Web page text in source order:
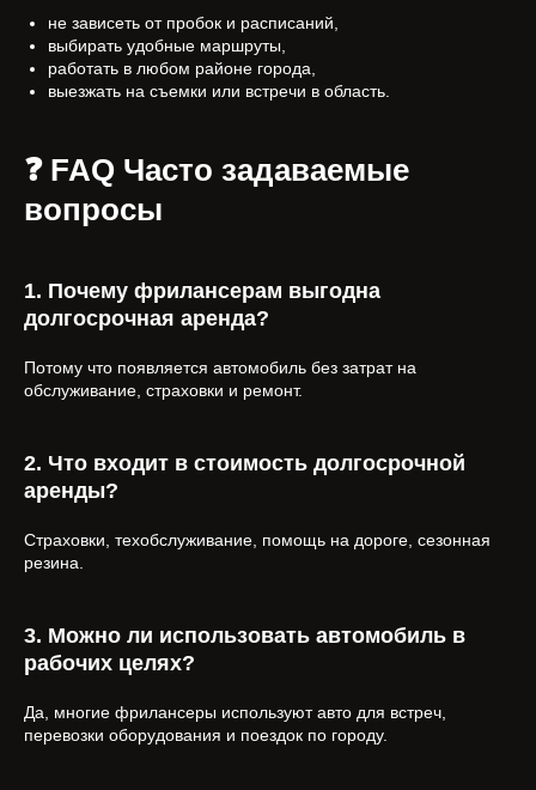
не зависеть от пробок и расписаний,
выбирать удобные маршруты,
работать в любом районе города,
выезжать на съемки или встречи в область.
❓ FAQ Часто задаваемые
вопросы
1. Почему фрилансерам выгодна
долгосрочная аренда?
Потому что появляется автомобиль без затрат на
обслуживание, страховки и ремонт.
2. Что входит в стоимость долгосрочной
аренды?
Страховки, техобслуживание, помощь на дороге, сезонная
резина.
3. Можно ли использовать автомобиль в
рабочих целях?
Да, многие фрилансеры используют авто для встреч,
перевозки оборудования и поездок по городу.